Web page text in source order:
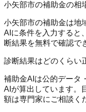
小矢部市の補助金の相
小矢部市の補助金は地
AIに条件を入力すると
断結果を無料で確認で
診断結果はどのくらい
補助金AIは公的データ
AIが算出しています。
額は専門家にご相談く